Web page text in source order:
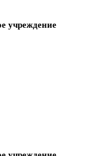
учреждение